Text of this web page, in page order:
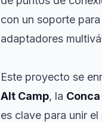
con un soporte
adaptadores
Este proyecto se
Alt Camp, la
es clave para unir